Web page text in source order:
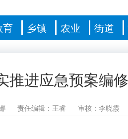
育 乡镇 农业 街道
推进应急预案编
责任编辑：王睿 审核：李晓霞